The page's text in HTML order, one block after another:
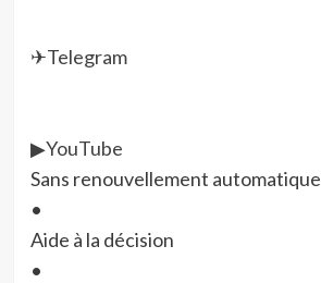
✈Telegram
▶YouTube
Sans renouvellement automatique
•
Aide à la décision
•